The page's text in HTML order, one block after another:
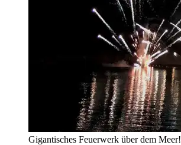
Gigantisches Feuerwerk über dem Meer!